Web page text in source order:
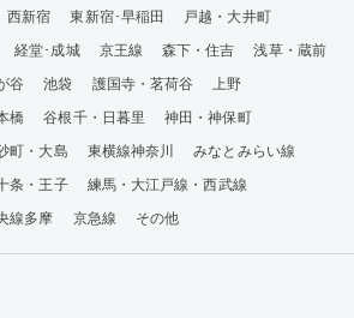
西新宿 東新宿･早稲田
戸越・大井町
経堂･成城 京王線 森下・住吉
浅草・蔵前
谷 池袋 護国寺・茗荷谷
上野
橋 谷根千・日暮里
神田・神保町
町・大島 東横線神奈川
みなとみらい線
条・王子
練馬・大江戸線・西武線
線多摩 京急線 その他